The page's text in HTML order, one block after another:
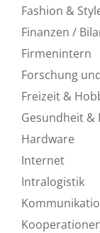
Fashion &
Finanzen /
Firmenintern
Forschung
Freizeit &
Gesundheit &
Hardware
Internet
Intralogistik